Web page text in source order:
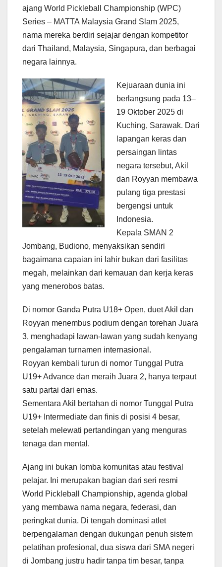
ajang World Pickleball Championship (WPC)
Series – MATTA Malaysia Grand Slam 2025,
nama mereka berdiri sejajar dengan kompetitor
dari Thailand, Malaysia, Singapura, dan berbagai
negara lainnya.
Kejuaraan dunia ini
berlangsung pada 13–
19 Oktober 2025 di
Kuching, Sarawak. Dari
lapangan keras dan
persaingan lintas
negara tersebut, Akil
dan Royyan membawa
pulang tiga prestasi
bergengsi untuk
Indonesia.
Kepala SMAN 2
Jombang, Budiono, menyaksikan sendiri
bagaimana capaian ini lahir bukan dari fasilitas
megah, melainkan dari kemauan dan kerja keras
yang menerobos batas.
Di nomor Ganda Putra U18+ Open, duet Akil dan
Royyan menembus podium dengan torehan Juara
3, menghadapi lawan-lawan yang sudah kenyang
pengalaman turnamen internasional.
Royyan kembali turun di nomor Tunggal Putra
U19+ Advance dan meraih Juara 2, hanya terpaut
satu partai dari emas.
Sementara Akil bertahan di nomor Tunggal Putra
U19+ Intermediate dan finis di posisi 4 besar,
setelah melewati pertandingan yang menguras
tenaga dan mental.
Ajang ini bukan lomba komunitas atau festival
pelajar. Ini merupakan bagian dari seri resmi
World Pickleball Championship, agenda global
yang membawa nama negara, federasi, dan
peringkat dunia. Di tengah dominasi atlet
berpengalaman dengan dukungan penuh sistem
pelatihan profesional, dua siswa dari SMA negeri
di Jombang justru hadir tanpa tim besar, tanpa